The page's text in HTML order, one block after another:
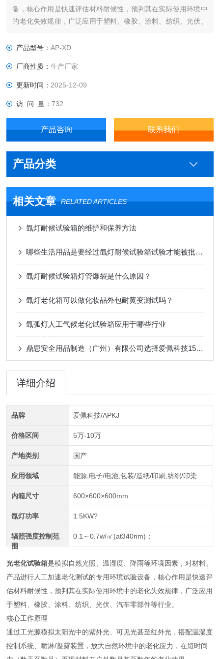
备，核心作用是快速评估材料耐候性，预判其在实际使用环境中
的老化失效规律，广泛应用于塑料、橡胶、涂料、纺织、光伏、
产品型号：AP-XD
厂商性质：生产厂家
更新时间： 2025-12-09
访 问 量：732
产品咨询 联系我们
产品分类
相关文章 RELATED ARTICLES
氙灯耐候试验箱的维护和保养方法
哪些生活用品是要经过氙灯耐候试验箱试验才能被批量生产的？
氙灯耐候试验箱灯管爆裂是什么原因？
氙灯老化箱可以做化妆品外包耐黄变测试吗？
氙弧灯人工气候老化试验箱应用于哪些行业
鼎思安全用品制造（广州）有限公司选择爱佩科技150升氙灯老化试验箱
详细介绍
品牌 爱佩科技/APKJ
价格区间 5万-10万
产地类别 国产
应用领域 能源,电子/电池,包装/造纸/印刷,纺织/印染
内箱尺寸 600×600×600mm
氙灯功率 1.5KW?
辐照强度控制范
围
0.1～0.7w/㎡(at340nm)；
光老化试验箱是模拟自然光照、温湿度、降雨等环境因素，对材料、
产品进行人工加速老化测试的专用环境试验设备，核心作用是快速评
估材料耐候性，预判其在实际使用环境中的老化失效规律，广泛应用
于塑料、橡胶、涂料、纺织、光伏、汽车零部件等行业。
核心工作原理
通过工光源模拟太阳光中的紫外光、可见光甚至红外光，搭配温湿度
控制系统、喷淋/凝露装置，放大自然环境中的老化应力，在短时间